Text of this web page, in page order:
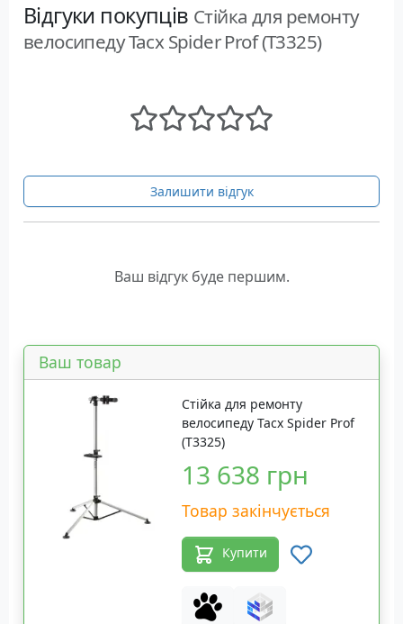
Відгуки покупців Стійка для ремонту
велосипеду Tacx Spider Prof (T3325)
Залишити відгук
Ваш відгук буде першим.
Ваш товар
Стійка для ремонту
велосипеду Tacx Spider Prof
(T3325)
13 638 грн
Товар закінчується
Купити